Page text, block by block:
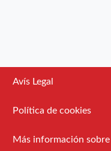
Avís Legal
Política de cookies
Más información